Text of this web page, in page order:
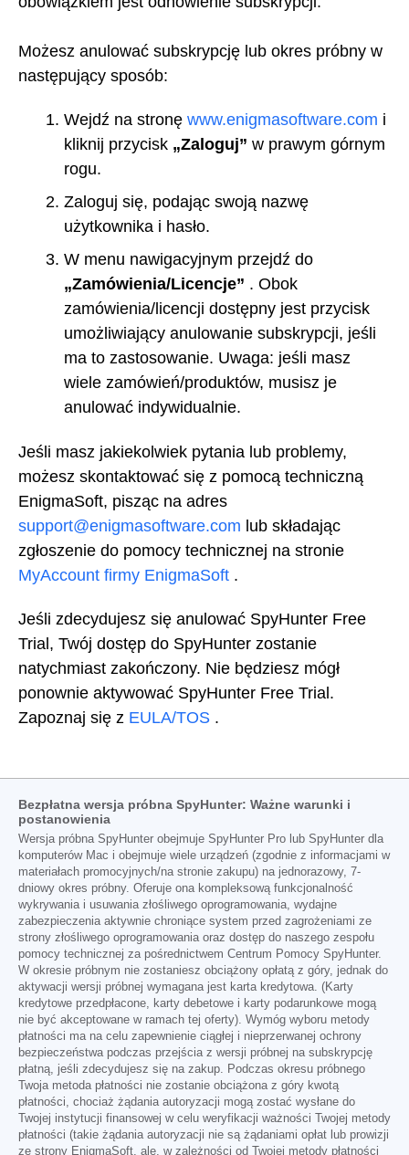
Możesz anulować subskrypcję lub okres próbny w
następujący sposób:
Wejdź na stronę www.enigmasoftware.com i
kliknij przycisk „Zaloguj” w prawym górnym
rogu.
Zaloguj się, podając swoją nazwę
użytkownika i hasło.
W menu nawigacyjnym przejdź do
„Zamówienia/Licencje” . Obok
zamówienia/licencji dostępny jest przycisk
umożliwiający anulowanie subskrypcji, jeśli
ma to zastosowanie. Uwaga: jeśli masz
wiele zamówień/produktów, musisz je
anulować indywidualnie.
Jeśli masz jakiekolwiek pytania lub problemy,
możesz skontaktować się z pomocą techniczną
EnigmaSoft, pisząc na adres
support@enigmasoftware.com lub składając
zgłoszenie do pomocy technicznej na stronie
MyAccount firmy EnigmaSoft .
Jeśli zdecydujesz się anulować SpyHunter Free
Trial, Twój dostęp do SpyHunter zostanie
natychmiast zakończony. Nie będziesz mógł
ponownie aktywować SpyHunter Free Trial.
Zapoznaj się z EULA/TOS .
Bezpłatna wersja próbna SpyHunter: Ważne warunki i
postanowienia
Wersja próbna SpyHunter obejmuje SpyHunter Pro lub SpyHunter dla
komputerów Mac i obejmuje wiele urządzeń (zgodnie z informacjami w
materiałach promocyjnych/na stronie zakupu) na jednorazowy, 7-
dniowy okres próbny. Oferuje ona kompleksową funkcjonalność
wykrywania i usuwania złośliwego oprogramowania, wydajne
zabezpieczenia aktywnie chroniące system przed zagrożeniami ze
strony złośliwego oprogramowania oraz dostęp do naszego zespołu
pomocy technicznej za pośrednictwem Centrum Pomocy SpyHunter.
W okresie próbnym nie zostaniesz obciążony opłatą z góry, jednak do
aktywacji wersji próbnej wymagana jest karta kredytowa. (Karty
kredytowe przedpłacone, karty debetowe i karty podarunkowe mogą
nie być akceptowane w ramach tej oferty). Wymóg wyboru metody
płatności ma na celu zapewnienie ciągłej i nieprzerwanej ochrony
bezpieczeństwa podczas przejścia z wersji próbnej na subskrypcję
płatną, jeśli zdecydujesz się na zakup. Podczas okresu próbnego
Twoja metoda płatności nie zostanie obciążona z góry kwotą
płatności, chociaż żądania autoryzacji mogą zostać wysłane do
Twojej instytucji finansowej w celu weryfikacji ważności Twojej metody
płatności (takie żądania autoryzacji nie są żądaniami opłat lub prowizji
ze strony EnigmaSoft, ale, w zależności od Twojej metody płatności